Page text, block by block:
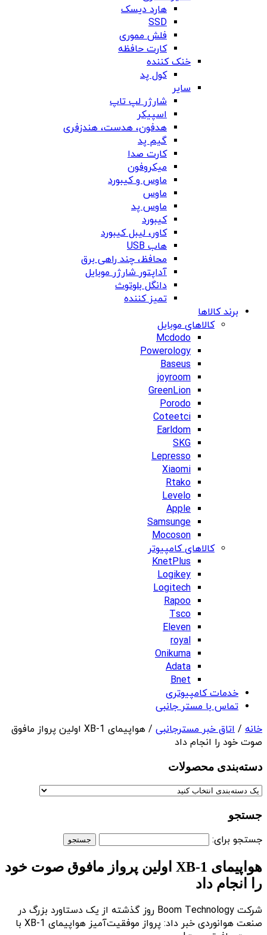
هارد دیسک
SSD
فلش مموری
کارت حافظه
خنک کننده
کول پد
سایر
شارژر لپ تاپ
اسپیکر
هدفون، هدست، هندزفری
گیم پد
کارت صدا
میکروفون
ماوس و کیبورد
ماوس
ماوس پد
کیبورد
کاور، لیبل کیبورد
هاب USB
محافظ، چند راهی برق
آداپتور شارژر موبایل
دانگل بلوتوث
تمیز کننده
برند کالاها
کالاهای موبایل
Mcdodo
Powerology
Baseus
joyroom
GreenLion
Porodo
Coteetci
Earldom
SKG
Lepresso
Xiaomi
Rtako
Levelo
Apple
Samsunge
Mocoson
کالاهای کامپیوتر
KnetPlus
Logikey
Logitech
Rapoo
Tsco
Eleven
royal
Onikuma
Adata
Bnet
خدمات کامپیوتری
تماس با مستر جانبی
خانه / اتاق خبر مسترجانبی
/ هواپیمای XB-1 اولین پرواز مافوق
صوت خود را انجام داد
دسته‌بندی‌ محصولات
جستجو
جستجو برای:
هواپیمای XB-1 اولین پرواز مافوق صوت خود
را انجام داد
شرکت Boom Technology روز گذشته از یک دستاورد بزرگ در
صنعت هوانوردی خبر داد: پرواز موفقیت‌آمیز هواپیمای XB-1 با